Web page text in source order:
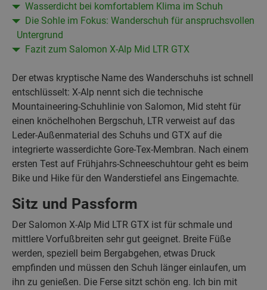
Wasserdicht bei komfortablem Klima im Schuh
Die Sohle im Fokus: Wanderschuh für anspruchsvollen
Untergrund
Fazit zum Salomon X-Alp Mid LTR GTX
Der etwas kryptische Name des Wanderschuhs ist schnell
entschlüsselt: X-Alp nennt sich die technische
Mountaineering-Schuhlinie von Salomon, Mid steht für
einen knöchelhohen Bergschuh, LTR verweist auf das
Leder-Außenmaterial des Schuhs und GTX auf die
integrierte wasserdichte Gore-Tex-Membran. Nach einem
ersten Test auf Frühjahrs-Schneeschuhtour geht es beim
Bike und Hike für den Wanderstiefel ans Eingemachte.
Sitz und Passform
Der Salomon X-Alp Mid LTR GTX ist für schmale und
mittlere Vorfußbreiten sehr gut geeignet. Breite Füße
werden, speziell beim Bergabgehen, etwas Druck
empfinden und müssen den Schuh länger einlaufen, um
ihn zu genießen. Die Ferse sitzt schön eng. Ich bin mit